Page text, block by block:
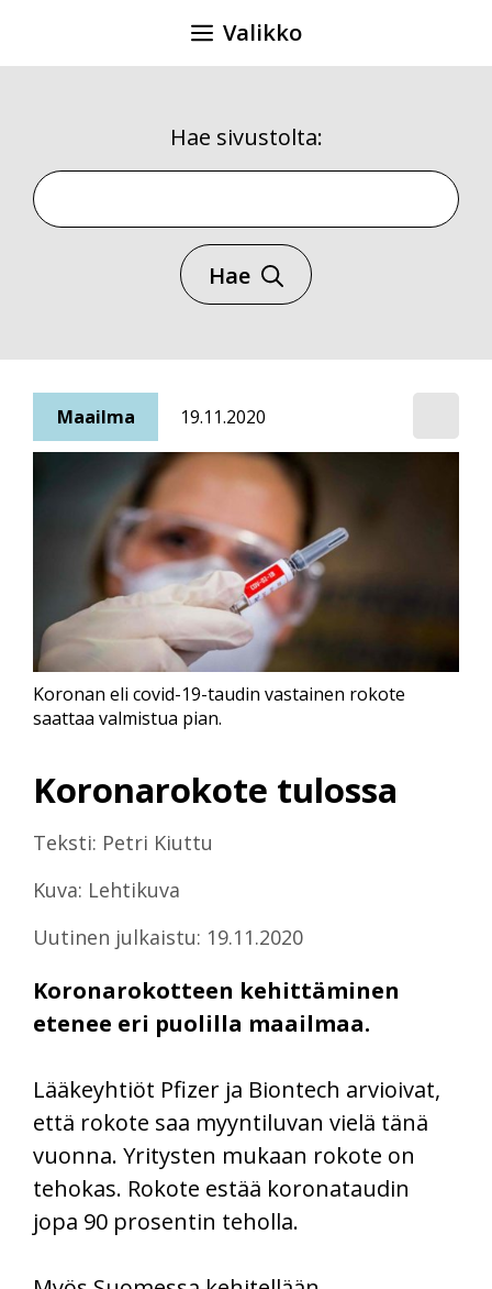
Valikko
Hae sivustolta:
Hae sivustolta
Hae
Maailma 19.11.2020
Koronarokote tulossa
Teksti: Petri Kiuttu
Kuva: Lehtikuva
Uutinen julkaistu: 19.11.2020
Koronarokotteen kehittäminen
etenee eri puolilla maailmaa.
Koronan eli covid-19-taudin vastainen rokote
saattaa valmistua pian.
Lääkeyhtiöt Pfizer ja Biontech arvioivat,
että rokote saa myyntiluvan vielä tänä
vuonna. Yritysten mukaan rokote on
tehokas. Rokote estää koronataudin
jopa 90 prosentin teholla.